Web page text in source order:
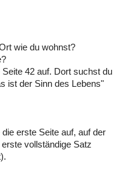
wie du wohnst?
42 auf. Dort suchst du
ist der Sinn des Lebens"
erste Seite auf, auf der
vollständige Satz